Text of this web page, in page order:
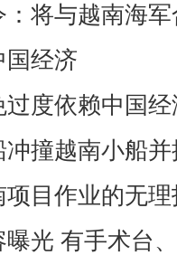
将与越南海
国经济
度依赖中国经
撞越南小船
目作业的无
光 有手术台